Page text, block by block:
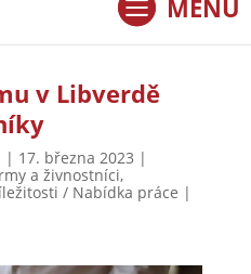
v Libverdě
| 17. března 2023 |
a živnostníci,
/ Nabídka práce |